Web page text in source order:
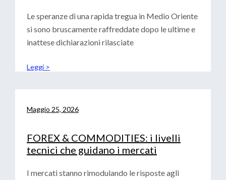
Le speranze di una rapida tregua in Medio Oriente
si sono bruscamente raffreddate dopo le ultime e
inattese dichiarazioni rilasciate
Leggi >
Maggio 25, 2026
FOREX & COMMODITIES: i livelli
tecnici che guidano i mercati
I mercati stanno rimodulando le risposte agli